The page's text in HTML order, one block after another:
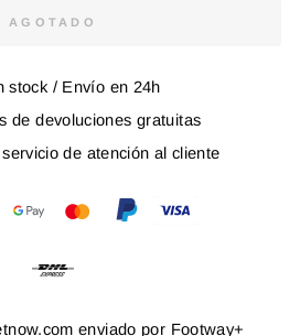
AGOTADO
stock / Envío en 24h
de devoluciones gratuitas
de atención al cliente
enviado por Footway+